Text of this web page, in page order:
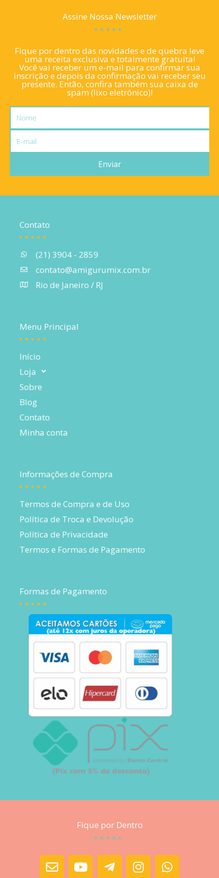
Assine Nossa Newsletter
Fique por dentro das novidades e de quebra leve
uma receita exclusiva e totalmente gratuita!
Você vai receber um e-mail para confirmar sua
inscrição e depois da confirmação vai receber seu
presente. Então, confira também sua caixa de
spam (lixo eletrônico)!
Nome
mail
Enviar
Contato
(21) 3904 - 2859
contato@amigurumix.com.br
Rio de Janeiro / RJ
Menu Principal
Início
Loja
Sobre
Blog
Contato
Minha conta
Informações de Compra
Termos de Compra e de Uso
Política de Troca e Devolução
Política de Privacidade
Termos e Formas de Pagamento
Formas de Pagamento
Fique por Dentro
E
n
Y
o
T
e
I
n
W
h